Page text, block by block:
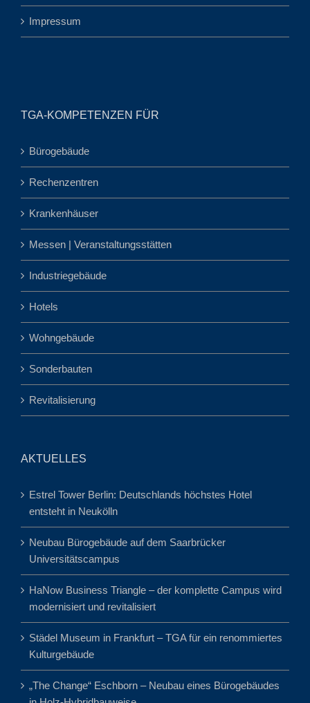
Impressum
TGA-KOMPETENZEN FÜR
Bürogebäude
Rechenzentren
Krankenhäuser
Messen | Veranstaltungsstätten
Industriegebäude
Hotels
Wohngebäude
Sonderbauten
Revitalisierung
AKTUELLES
Estrel Tower Berlin: Deutschlands höchstes Hotel
entsteht in Neukölln
Neubau Bürogebäude auf dem Saarbrücker
Universitätscampus
HaNow Business Triangle – der komplette Campus wird
modernisiert und revitalisiert
Städel Museum in Frankfurt – TGA für ein renommiertes
Kulturgebäude
„The Change“ Eschborn – Neubau eines Bürogebäudes